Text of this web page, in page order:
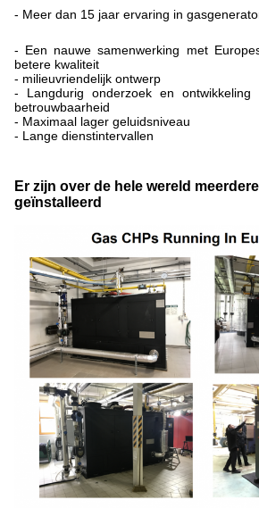
- Meer dan 15 jaar ervaring in
- Een nauwe samenwerking met
betere kwaliteit
- milieuvriendelijk ontwerp
- Langdurig onderzoek en
betrouwbaarheid
- Maximaal lager geluidsniveau
- Lange dienstintervallen
Er zijn over de hele wereld
geïnstalleerd